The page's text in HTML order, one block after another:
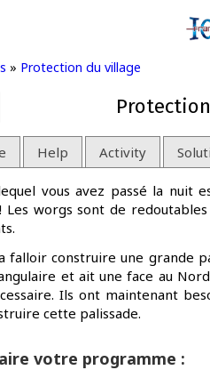
» Protection du village
Help Activity
vous avez passé la nuit
Les worgs sont de
falloir construire une grande
et ait une face au
Ils ont maintenant
cette palissade.
votre programme :